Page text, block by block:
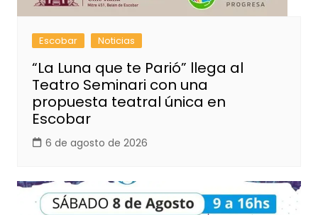
Escobar Noticias
“La Luna que te Parió” llega al
Teatro Seminari con una
propuesta teatral única en
Escobar
6 de agosto de 2026